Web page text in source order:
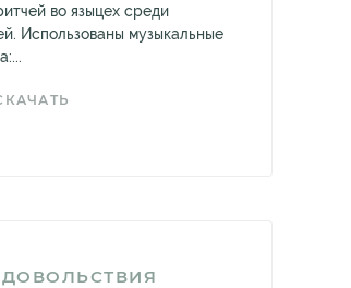
во языцех среди
Использованы музыкальные